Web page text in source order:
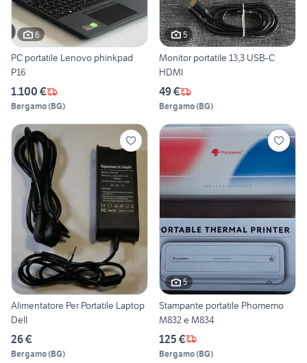
6
PC portatile Lenovo phinkpad
P16
1.100 €
Bergamo(BG)
5
Monitor portatile 13,3 USB-C
HDMI
49 €
Bergamo(BG)
Alimentatore Per Portatile Laptop
Dell
26 €
Bergamo(BG)
5
Stampante portatile Phomemo
M832 e M834
125 €
Bergamo(BG)